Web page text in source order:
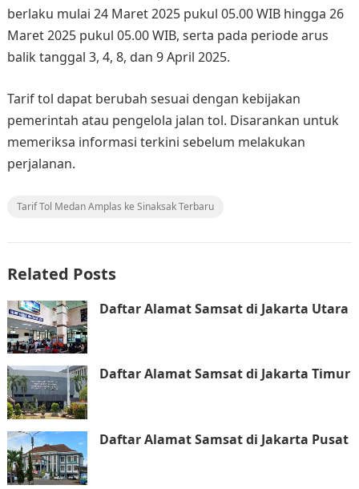
berlaku mulai 24 Maret 2025 pukul 05.00 WIB hingga 26
Maret 2025 pukul 05.00 WIB, serta pada periode arus
balik tanggal 3, 4, 8, dan 9 April 2025.
Tarif tol dapat berubah sesuai dengan kebijakan
pemerintah atau pengelola jalan tol. Disarankan untuk
memeriksa informasi terkini sebelum melakukan
perjalanan.
Tarif Tol Medan Amplas ke Sinaksak Terbaru
Related Posts
Daftar Alamat Samsat di Jakarta Utara
Daftar Alamat Samsat di Jakarta Timur
Daftar Alamat Samsat di Jakarta Pusat